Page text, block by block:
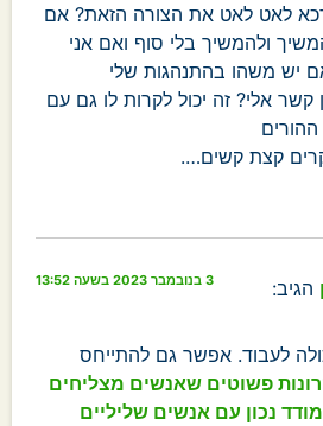
לאט לאט את הצורה הזאת? אם
ולהמשיך בלי סוף ואם אני
יש משהו בהתנהגות שלי
אלי? זה יכול לקרות לו גם עם
קצת קשים….
הגיב: 3 בנובמבר 2023 בשעה 13:52
לעבוד. אפשר גם להתייחס
פשוטים שאנשים מצליחים
נכון עם אנשים שליליים